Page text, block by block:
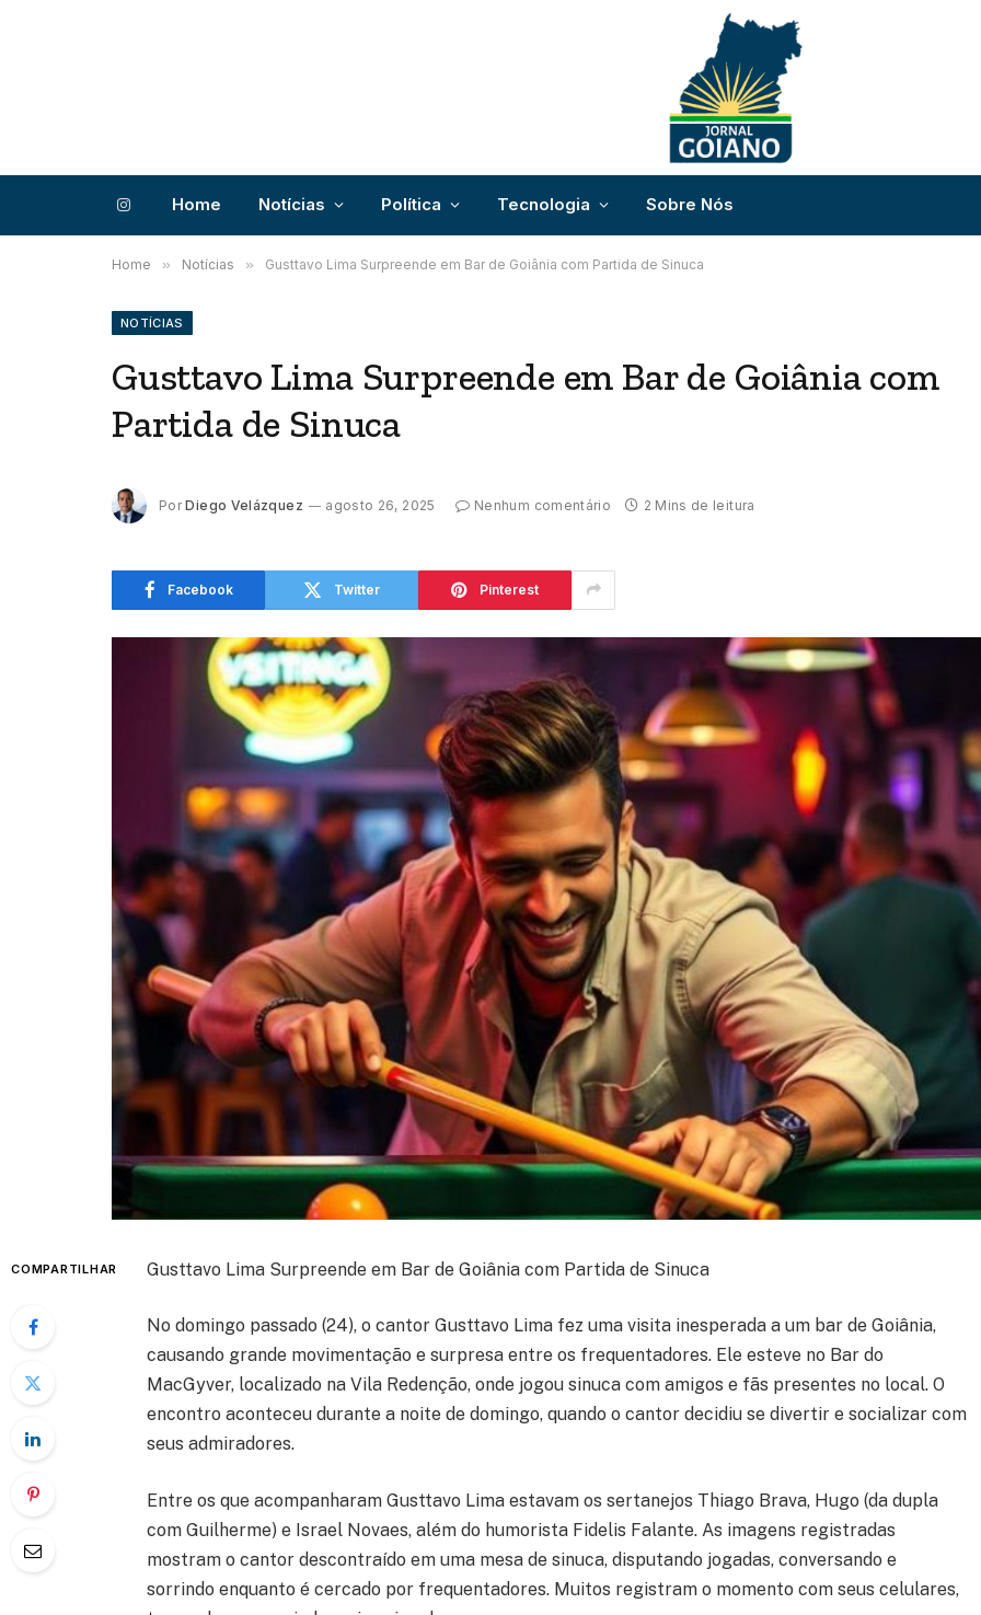
InstagramHome Notícias Política Tecnologia Sobre Nós
Home » Notícias » Gusttavo Lima Surpreende em Bar de Goiânia com Partida de Sinuca
NOTÍCIAS
Gusttavo Lima Surpreende em Bar de Goiânia com
Partida de Sinuca
Por Diego Velázquez agosto 26, 2025 Nenhum comentário 2 Mins de leitura
Facebook Twitter Pinterest
COMPARTILHAR Gusttavo Lima Surpreende em Bar de Goiânia com Partida de Sinuca
No domingo passado (24), o cantor Gusttavo Lima fez uma visita inesperada a um bar de Goiânia,
causando grande movimentação e surpresa entre os frequentadores. Ele esteve no Bar do
MacGyver, localizado na Vila Redenção, onde jogou sinuca com amigos e fãs presentes no local. O
encontro aconteceu durante a noite de domingo, quando o cantor decidiu se divertir e socializar com
seus admiradores.
Entre os que acompanharam Gusttavo Lima estavam os sertanejos Thiago Brava, Hugo (da dupla
com Guilherme) e Israel Novaes, além do humorista Fidelis Falante. As imagens registradas
mostram o cantor descontraído em uma mesa de sinuca, disputando jogadas, conversando e
sorrindo enquanto é cercado por frequentadores. Muitos registram o momento com seus celulares,